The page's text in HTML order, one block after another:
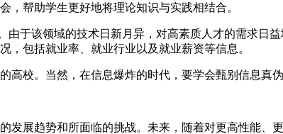
，帮助学生更好地将理论知识与实践相结合。
由于该领域的技术日新月异，对高素质人才的需求日
，包括就业率、就业行业以及就业薪资等信息。
高校。当然，在信息爆炸的时代，要学会甄别信息真
发展趋势和所面临的挑战。未来，随着对更高性能